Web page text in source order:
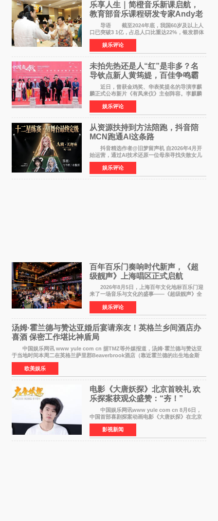
乐享人生｜简橙音乐新课启航，
教育部音乐课程研发专家Andy老
师重磅入驻领航银龄琴声
导语 截至2024年底，我国60岁及以上人
口已突破3 1亿，占总人口比重达22%，银发群体
的精神文化需求日益凸显。2024年1月，国务院办
公厅印发《关于发展银发经济增进老年人福祉的
意见》——这是
娱乐评论
未拍先热还是人“红”是非多？名
导钦点新人黄筠媞，百佳争鸣霸
气回应
近日，曾获金鸡奖、华表奖提名的导演李麒
麟正式公布新片《有凤来仪》主创阵容。李麒麟
早年凭电影《华容道》获得金鸡奖、华表奖提
名，此后长期参与国内外电影制作，其担任制片
人参与的作品亦曾
娱乐评论
从资源扶持到方法陪跑，抖音陪
MCN跑通AI这条路
抖音精选作者@旧梦留声机 自2026年4月开
始运营，通过AI技术还原一位母亲寻找失散女儿
的故事，凭借强情感表达获得大量用户关注，发
布仅21小时便获得超1亿曝光、超1000万互动。
此后，账号持续沿
娱乐评论
百年百乐门奏响时代新声，《超
级靓声》上海唱区正式启航
2026年8月5日，上海百年文化地标百乐门迎
来了一场音乐与文化的盛事——《超级靓声》全
国励志音乐公益节目上海唱区新闻发布会暨启动
仪式在此隆重举行。各界领导、嘉宾与媒体朋友
齐聚一堂，共同
娱乐评论
汤姆·霍兰德与赞达亚婚后宴请亲友！英格兰乡间酒店办
喜酒 保密工作堪比神盾局
中国娱乐网讯 www yule com cn 据TMZ等外媒报道，汤姆·霍兰德与赞达亚
于当地时间本周二在英格兰萨里郡Beaverbrook酒店（靠近霍兰德的出生地金斯
顿）举办婚宴，邀请家人与朋友们喝喜酒，庆祝
欧美娱乐
电影《大唐妖探》北京首映礼 欢
乐探案获观众盛赞：“夯！”
中国娱乐网讯www yule com cn 8月6日，
中国首部喜剧探案动画电影《大唐妖探》在北京
举办电影首映礼。导演程腾、联合导演黄珉、总
制片人曹紫建、制片人李莹莹，配音导演张喆，
对白指导程寅，领
影视新闻